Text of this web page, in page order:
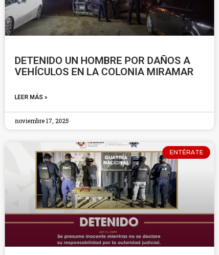
DETENIDO UN HOMBRE POR DAÑOS A
VEHÍCULOS EN LA COLONIA MIRAMAR
LEER MÁS »
noviembre 17, 2025
ENTÉRATE